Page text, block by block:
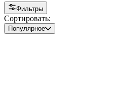
Фильтры
Сортировать:
Популярное